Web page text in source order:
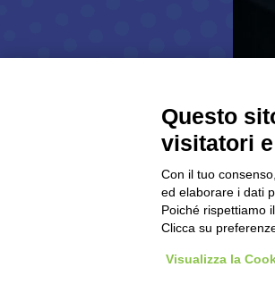
Programma
Risultati gare
ISSF
NON ISSF
CIS
Poligoni
Questo
visitatori
Con il tuo
ed elaborare i dati
Poiché rispettiamo
Clicca su
Visualizza la